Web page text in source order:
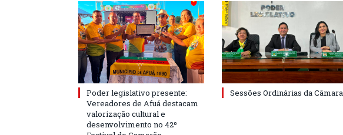
Poder legislativo presente:
Vereadores de Afuá destacam
valorização cultural e
desenvolvimento no 42º
Sessões Ordinárias da Câmara